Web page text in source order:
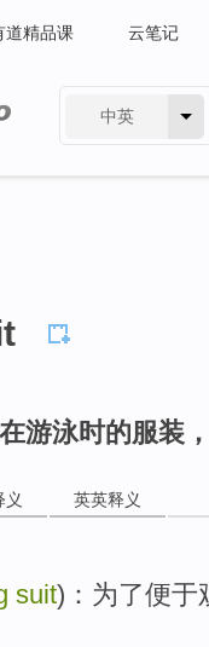
道精品课 云笔记
中英
游泳时的服装
义 英英释义
suit)：为了便于